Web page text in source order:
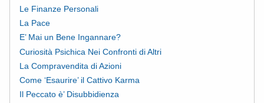
Le Finanze Personali
La Pace
E’ Mai un Bene Ingannare?
Curiosità Psichica Nei Confronti di Altri
La Compravendita di Azioni
Come ‘Esaurire’ il Cattivo Karma
Il Peccato è’ Disubbidienza